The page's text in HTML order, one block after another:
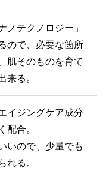
ノテクノロジー」
ので、必要な箇所
肌そのものを育て
来る。
イジングケア成分
配合。
いので、少量でも
れる。